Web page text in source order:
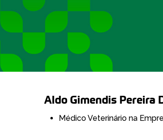
Aldo Gimendis Pereira
Médico Veterinário na